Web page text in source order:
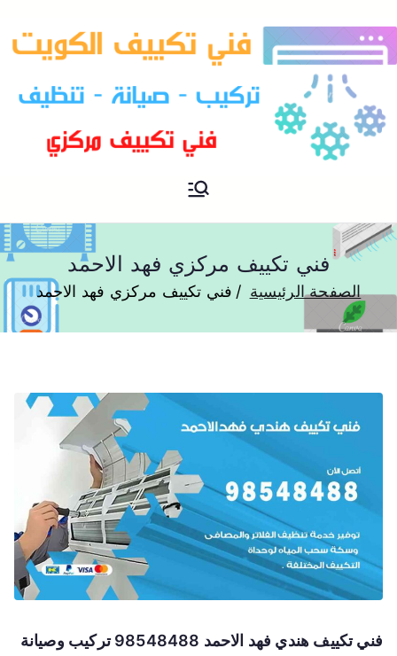
فني تكييف مركزي الكويت
فني تكييف مركزي فهد الاحمد
الصفحة الرئيسية فني تكييف مركزي فهد الاحمد
فني تكييف هندي فهد الاحمد 98548488 تركيب وصيانة